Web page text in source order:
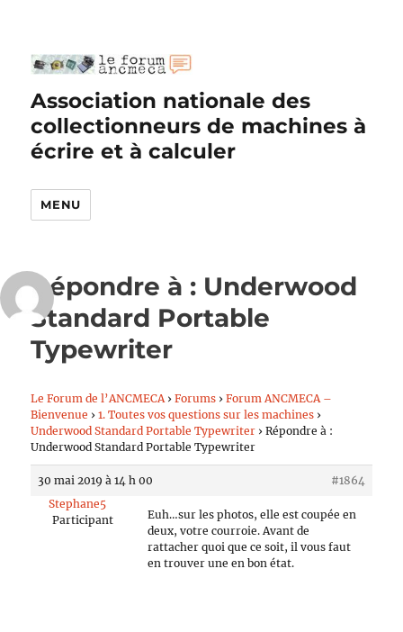
Association nationale des
collectionneurs de machines à
écrire et à calculer
MENU
Répondre à : Underwood
Standard Portable
Typewriter
Le Forum de l’ANCMECA › Forums › Forum ANCMECA –
Bienvenue › 1. Toutes vos questions sur les machines ›
Underwood Standard Portable Typewriter › Répondre à :
Underwood Standard Portable Typewriter
30 mai 2019 à 14 h 00
#1864
Stephane5
Participant
Euh…sur les photos, elle est coupée en
deux, votre courroie. Avant de
rattacher quoi que ce soit, il vous faut
en trouver une en bon état.